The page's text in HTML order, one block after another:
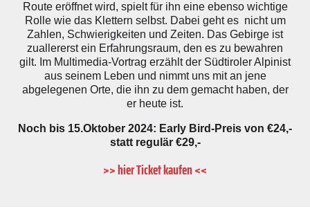
Route eröffnet wird, spielt für ihn eine ebenso wichtige
Rolle wie das Klettern selbst. Dabei geht es nicht um
Zahlen, Schwierigkeiten und Zeiten. Das Gebirge ist
zuallererst ein Erfahrungsraum, den es zu bewahren
gilt. Im Multimedia-Vortrag erzählt der Südtiroler Alpinist
aus seinem Leben und nimmt uns mit an jene
abgelegenen Orte, die ihn zu dem gemacht haben, der
er heute ist.
Noch bis 15.Oktober 2024: Early Bird-Preis von €24,-
statt regulär €29,-
>> hier Ticket kaufen <<